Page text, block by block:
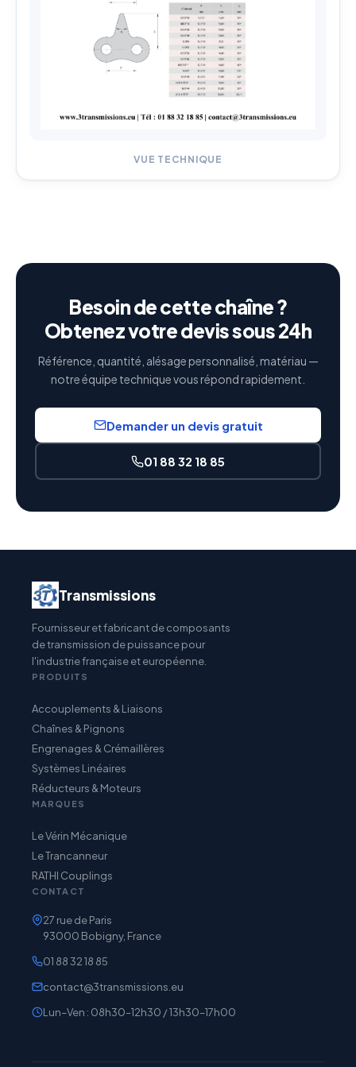
VUE TECHNIQUE
Besoin de cette chaîne ?
Obtenez votre devis sous 24h
Référence, quantité, alésage personnalisé, matériau —
notre équipe technique vous répond rapidement.
Demander un devis gratuit
01 88 32 18 85
Transmissions
Fournisseur et fabricant de composants
de transmission de puissance pour
l'industrie française et européenne.
PRODUITS
Accouplements & Liaisons
Chaînes & Pignons
Engrenages & Crémaillères
Systèmes Linéaires
Réducteurs & Moteurs
MARQUES
Le Vérin Mécanique
Le Trancanneur
RATHI Couplings
CONTACT
27 rue de Paris
93000 Bobigny, France
01 88 32 18 85
contact@3transmissions.eu
Lun–Ven : 08h30–12h30 / 13h30–17h00